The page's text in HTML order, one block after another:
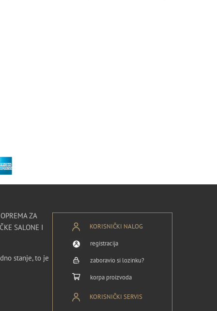
ZA
SALONE I
stanje, to je
KORISNIČKI NALOG
registracija
zaboravio si lozinku?
korpa proizvoda
KORISNIČKI SERVIS